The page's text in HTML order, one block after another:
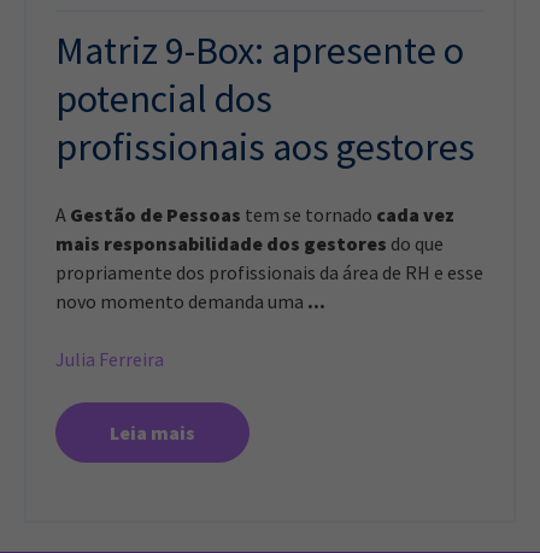
Matriz 9-Box: apresente o
potencial dos
profissionais aos gestores
A Gestão de Pessoas tem se tornado cada vez
mais responsabilidade dos gestores do que
propriamente dos profissionais da área de RH e esse
novo momento demanda uma ...
Julia Ferreira
Leia mais